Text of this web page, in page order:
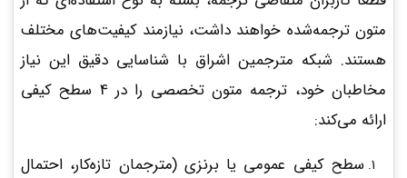
متون ترجمه‌شده خواهند داشت، نیازمند کیفیت‌های مختلف
هستند. شبکه مترجمین اشراق با شناسایی دقیق این نیاز
مخاطبان خود، ترجمه متون تخصصی را در 4 سطح کیفی
ارائه می‌کند:
سطح کیفی عمومی یا برنزی (مترجمان تازه‌کار، احتمال